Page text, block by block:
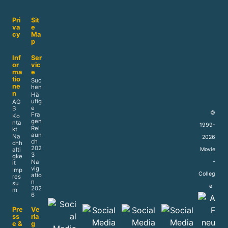
Pri
va
Sit
e
Ma
p
Inf
or
ma
tio
ne
n
AG
B
Ko
nta
kt
Na
chh
alti
gke
it
Imp
res
Ser
vic
e
Suc
hen
Hä
ufig
e
Fra
gen
Rel
aun
ch
202
3
Na
vig
atio
n
6
Pre
Ve
©
1999-
2026
Movie
-
Colleg
e